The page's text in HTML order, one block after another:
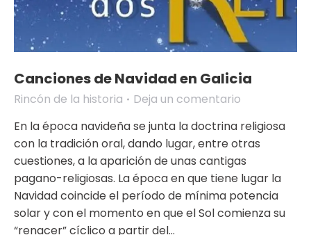
Canciones de Navidad en Galicia
Rincón de la historia
Deja un comentario
En la época navideña se junta la doctrina religiosa
con la tradición oral, dando lugar, entre otras
cuestiones, a la aparición de unas cantigas
pagano-religiosas. La época en que tiene lugar la
Navidad coincide el período de mínima potencia
solar y con el momento en que el Sol comienza su
“renacer” cíclico a partir del…